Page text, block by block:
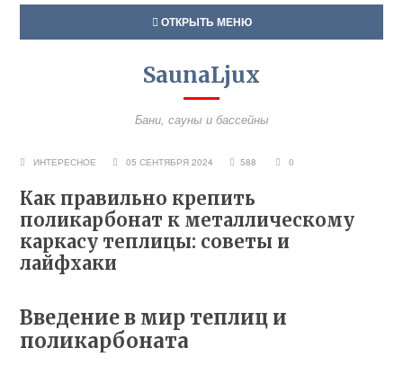
ОТКРЫТЬ МЕНЮ
SaunaLjux
Бани, сауны и бассейны
ИНТЕРЕСНОЕ 05 СЕНТЯБРЯ 2024 588 0
Как правильно крепить
поликарбонат к металлическому
каркасу теплицы: советы и
лайфхаки
Введение в мир теплиц и
поликарбоната